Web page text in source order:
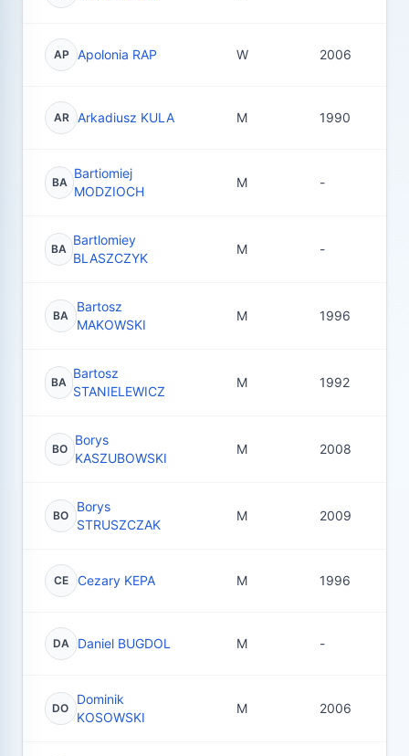
AP Apolonia RAP W 2006
AR Arkadiusz KULA M 1990
BA
Bartiomiej
MODZIOCH
M -
BA
Bartlomiey
BLASZCZYK
M -
BA
Bartosz
MAKOWSKI
M 1996
BA
Bartosz
STANIELEWICZ
M 1992
BO
Borys
KASZUBOWSKI
M 2008
BO
Borys
STRUSZCZAK
M 2009
CE Cezary KEPA M 1996
DA Daniel BUGDOL M -
DO
Dominik
KOSOWSKI
M 2006